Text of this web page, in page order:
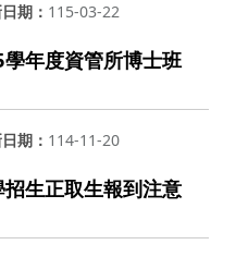
期
115-03-22
年度資管所博士班
期
114-11-20
生正取生報到注意